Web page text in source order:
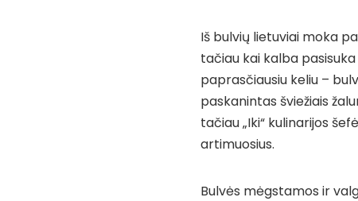
Iš bulvių lietuviai moka
tačiau kai kalba
paprasčiausiu keliu –
paskanintas šviežiais
tačiau „Iki“ kulinarijos
artimuosius.
Bulvės mėgstamos ir